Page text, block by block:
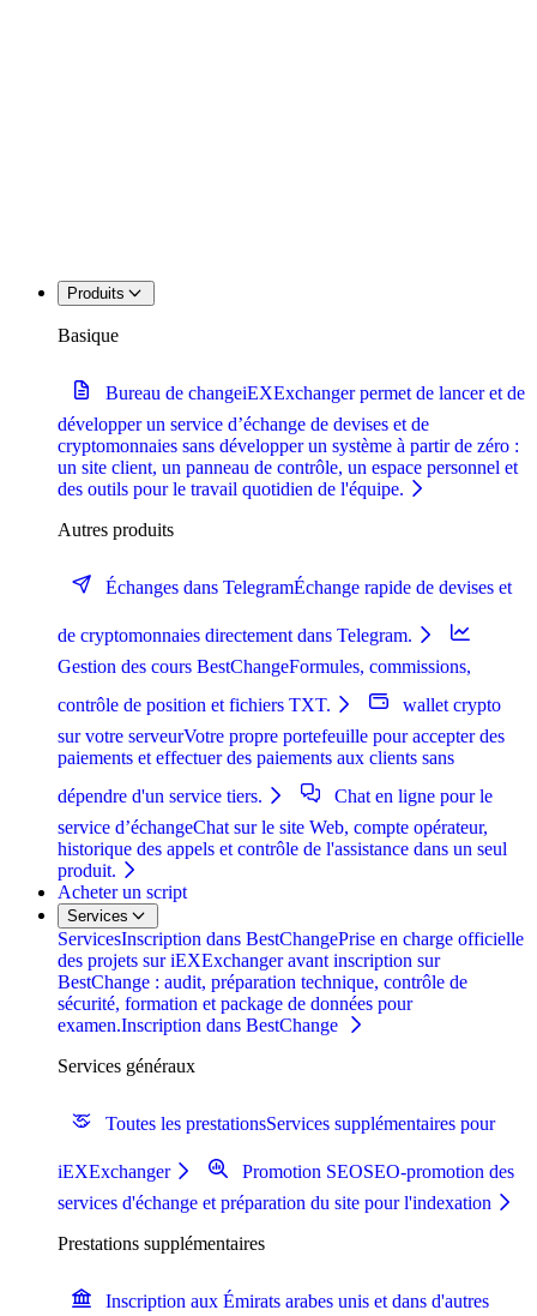
Produits
Basique
Bureau de changeiEXExchanger permet de lancer et de
développer un service d’échange de devises et de
cryptomonnaies sans développer un système à partir de zéro :
un site client, un panneau de contrôle, un espace personnel et
des outils pour le travail quotidien de l'équipe.
Autres produits
Échanges dans TelegramÉchange rapide de devises et
de cryptomonnaies directement dans Telegram.
Gestion des cours BestChangeFormules, commissions,
contrôle de position et fichiers TXT.
wallet crypto
sur votre serveurVotre propre portefeuille pour accepter des
paiements et effectuer des paiements aux clients sans
dépendre d'un service tiers.
Chat en ligne pour le
service d’échangeChat sur le site Web, compte opérateur,
historique des appels et contrôle de l'assistance dans un seul
produit.
Acheter un script
Services
ServicesInscription dans BestChangePrise en charge officielle
des projets sur iEXExchanger avant inscription sur
BestChange : audit, préparation technique, contrôle de
sécurité, formation et package de données pour
examen.Inscription dans BestChange
Services généraux
Toutes les prestationsServices supplémentaires pour
iEXExchanger Promotion SEOSEO-promotion des
services d'échange et préparation du site pour l'indexation
Prestations supplémentaires
Inscription aux Émirats arabes unis et dans d'autres